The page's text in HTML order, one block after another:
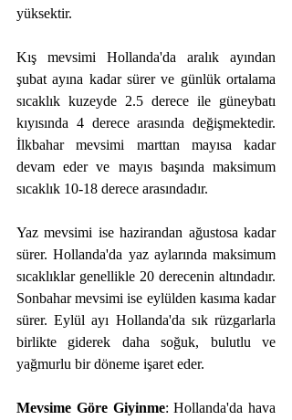
yüksektir.
Kış mevsimi Hollanda'da aralık ayından
şubat ayına kadar sürer ve günlük ortalama
sıcaklık kuzeyde 2.5 derece ile güneybatı
kıyısında 4 derece arasında değişmektedir.
İlkbahar mevsimi marttan mayısa kadar
devam eder ve mayıs başında maksimum
sıcaklık 10-18 derece arasındadır.
Yaz mevsimi ise hazirandan ağustosa kadar
sürer. Hollanda'da yaz aylarında maksimum
sıcaklıklar genellikle 20 derecenin altındadır.
Sonbahar mevsimi ise eylülden kasıma kadar
sürer. Eylül ayı Hollanda'da sık rüzgarlarla
birlikte giderek daha soğuk, bulutlu ve
yağmurlu bir döneme işaret eder.
Mevsime Göre Giyinme: Hollanda'da hava